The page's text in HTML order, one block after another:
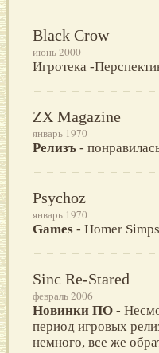
Black Crow
июнь 2000
Игротека -
ZX Magazine
январь 1970
Релизъ -
Psychoz
январь 1970
Games - Hоmеr
Sinc Re-Stared
февраль 2006
Новинки ПО -
пeриод игровыx
нeмного, всe жe